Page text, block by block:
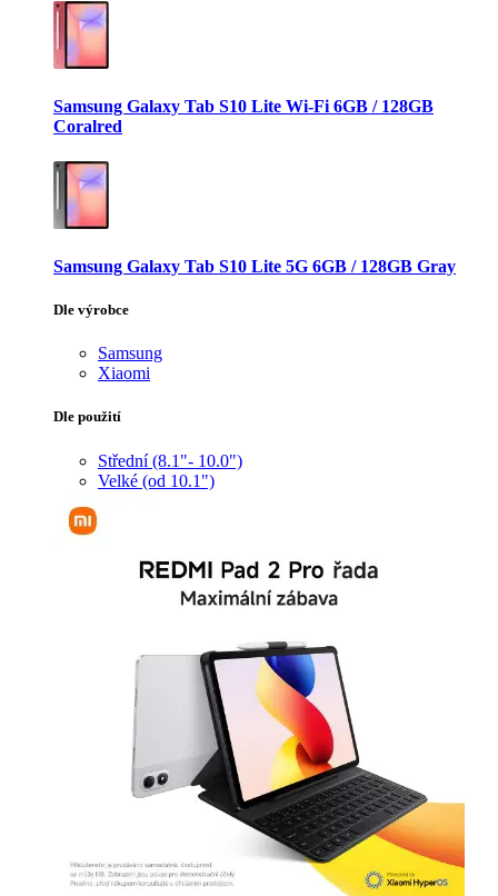
Samsung Galaxy Tab S10 Lite Wi-Fi 6GB / 128GB
Coralred
Samsung Galaxy Tab S10 Lite 5G 6GB / 128GB Gray
Dle výrobce
Samsung
Xiaomi
Dle použití
Střední (8.1"- 10.0")
Velké (od 10.1")